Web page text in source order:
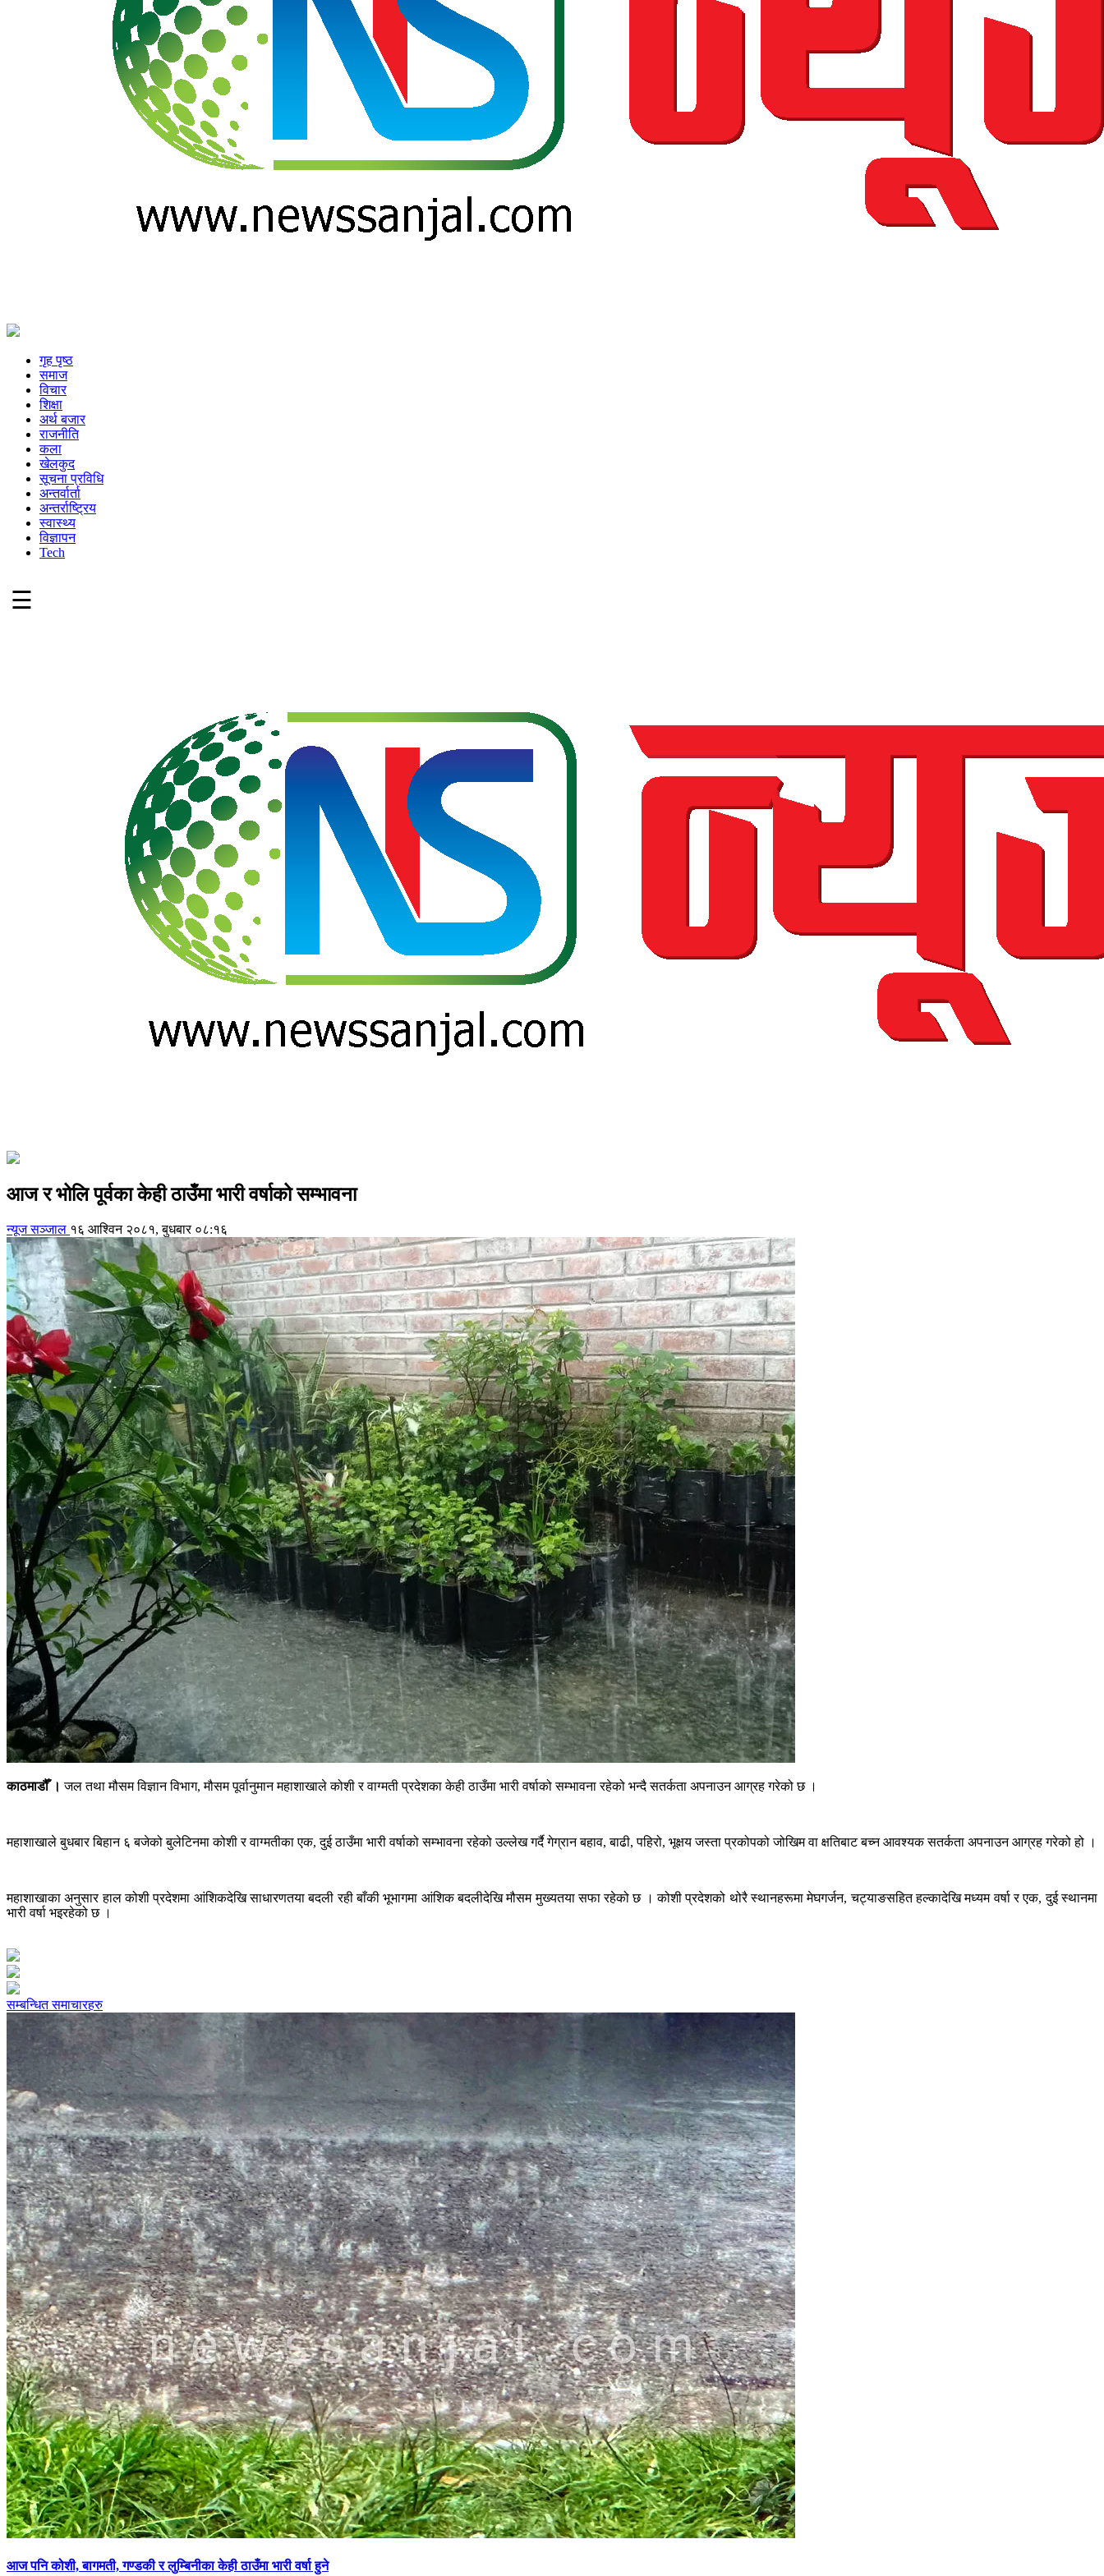
गृह पृष्ठ
समाज
विचार
शिक्षा
अर्थ बजार
राजनीति
कला
खेलकुद
सूचना प्रविधि
अन्तर्वार्ता
अन्तर्राष्ट्रिय
स्वास्थ्य
विज्ञापन
Tech
☰
आज र भोलि पूर्वका केही ठाउँमा भारी वर्षाको सम्भावना
न्यूज सञ्जाल १६ आश्विन २०८१, बुधबार ०८:१६
काठमाडौँ । जल तथा मौसम विज्ञान विभाग, मौसम पूर्वानुमान महाशाखाले कोशी र वाग्मती प्रदेशका केही ठाउँमा भारी वर्षाको सम्भावना रहेको भन्दै सतर्कता अपनाउन आग्रह गरेको छ ।
महाशाखाले बुधबार बिहान ६ बजेको बुलेटिनमा कोशी र वाग्मतीका एक, दुई ठाउँमा भारी वर्षाको सम्भावना रहेको उल्लेख गर्दै गेग्रान बहाव, बाढी, पहिरो, भूक्षय जस्ता प्रकोपको जोखिम वा क्षतिबाट बच्न आवश्यक सतर्कता अपनाउन आग्रह गरेको हो ।
महाशाखाका अनुसार हाल कोशी प्रदेशमा आंशिकदेखि साधारणतया बदली रही बाँकी भूभागमा आंशिक बदलीदेखि मौसम मुख्यतया सफा रहेको छ । कोशी प्रदेशको थोरै स्थानहरूमा मेघगर्जन, चट्याङसहित हल्कादेखि मध्यम वर्षा र एक, दुई स्थानमा
भारी वर्षा भइरहेको छ ।
सम्बन्धित समाचारहरु
आज पनि कोशी, बागमती, गण्डकी र लुम्बिनीका केही ठाउँमा भारी वर्षा हुने